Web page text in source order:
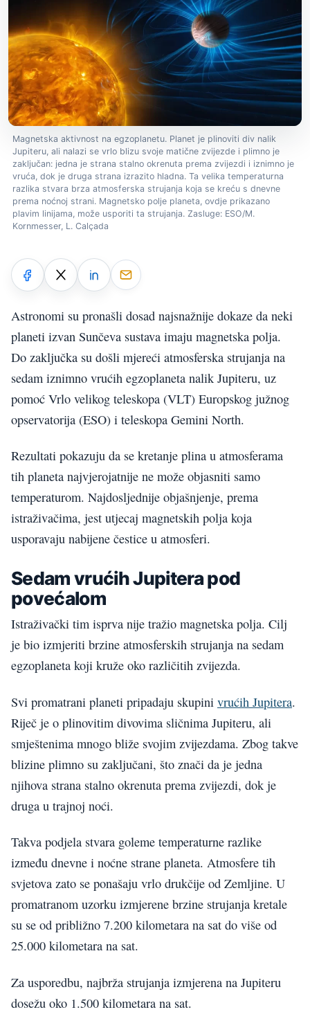
Magnetska aktivnost na egzoplanetu. Planet je plinoviti div nalik
Jupiteru, ali nalazi se vrlo blizu svoje matične zvijezde i plimno je
zaključan: jedna je strana stalno okrenuta prema zvijezdi i iznimno je
vruća, dok je druga strana izrazito hladna. Ta velika temperaturna
razlika stvara brza atmosferska strujanja koja se kreću s dnevne
prema noćnoj strani. Magnetsko polje planeta, ovdje prikazano
plavim linijama, može usporiti ta strujanja. Zasluge: ESO/M.
Kornmesser, L. Calçada
Astronomi su pronašli dosad najsnažnije dokaze da neki
planeti izvan Sunčeva sustava imaju magnetska polja.
Do zaključka su došli mjereći atmosferska strujanja na
sedam iznimno vrućih egzoplaneta nalik Jupiteru, uz
pomoć Vrlo velikog teleskopa (VLT) Europskog južnog
opservatorija (ESO) i teleskopa Gemini North.
Rezultati pokazuju da se kretanje plina u atmosferama
tih planeta najvjerojatnije ne može objasniti samo
temperaturom. Najdosljednije objašnjenje, prema
istraživačima, jest utjecaj magnetskih polja koja
usporavaju nabijene čestice u atmosferi.
Sedam vrućih Jupitera pod
povećalom
Istraživački tim isprva nije tražio magnetska polja. Cilj
je bio izmjeriti brzine atmosferskih strujanja na sedam
egzoplaneta koji kruže oko različitih zvijezda.
Svi promatrani planeti pripadaju skupini vrućih Jupitera.
Riječ je o plinovitim divovima sličnima Jupiteru, ali
smještenima mnogo bliže svojim zvijezdama. Zbog takve
blizine plimno su zaključani, što znači da je jedna
njihova strana stalno okrenuta prema zvijezdi, dok je
druga u trajnoj noći.
Takva podjela stvara goleme temperaturne razlike
između dnevne i noćne strane planeta. Atmosfere tih
svjetova zato se ponašaju vrlo drukčije od Zemljine. U
promatranom uzorku izmjerene brzine strujanja kretale
su se od približno 7.200 kilometara na sat do više od
25.000 kilometara na sat.
Za usporedbu, najbrža strujanja izmjerena na Jupiteru
dosežu oko 1.500 kilometara na sat.